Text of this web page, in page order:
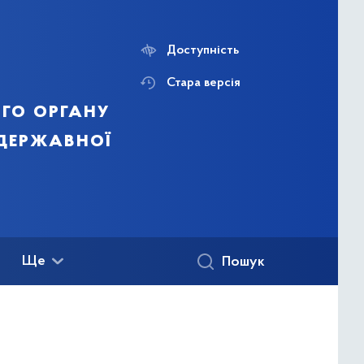
органу
Доступність
Стара версія
Ще Пошук